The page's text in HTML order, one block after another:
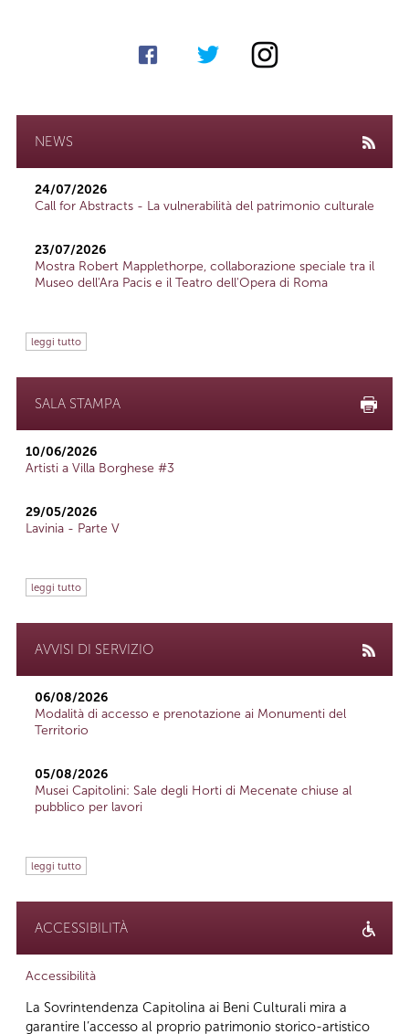
NEWS
24/07/2026
Call for Abstracts - La vulnerabilità del patrimonio culturale
23/07/2026
Mostra Robert Mapplethorpe, collaborazione speciale tra il
Museo dell'Ara Pacis e il Teatro dell'Opera di Roma
leggi tutto
SALA STAMPA
10/06/2026
Artisti a Villa Borghese #3
29/05/2026
Lavinia - Parte V
leggi tutto
AVVISI DI SERVIZIO
06/08/2026
Modalità di accesso e prenotazione ai Monumenti del
Territorio
05/08/2026
Musei Capitolini: Sale degli Horti di Mecenate chiuse al
pubblico per lavori
leggi tutto
ACCESSIBILITÀ
Accessibilità
La Sovrintendenza Capitolina ai Beni Culturali mira a
garantire l’accesso al proprio patrimonio storico-artistico